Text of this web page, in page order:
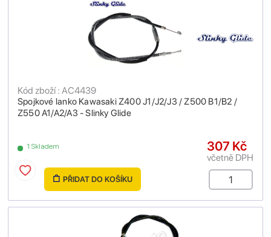
Spojkové lanko Kawasaki Z400 J1/J2/J3 / Z500 B1/B2 /
Z550 A1/A2/A3 - Slinky Glide
Kód zboží : AC4439
1 Skladem 307 Kč
včetně DPH
PŘIDAT DO KOŠÍKU